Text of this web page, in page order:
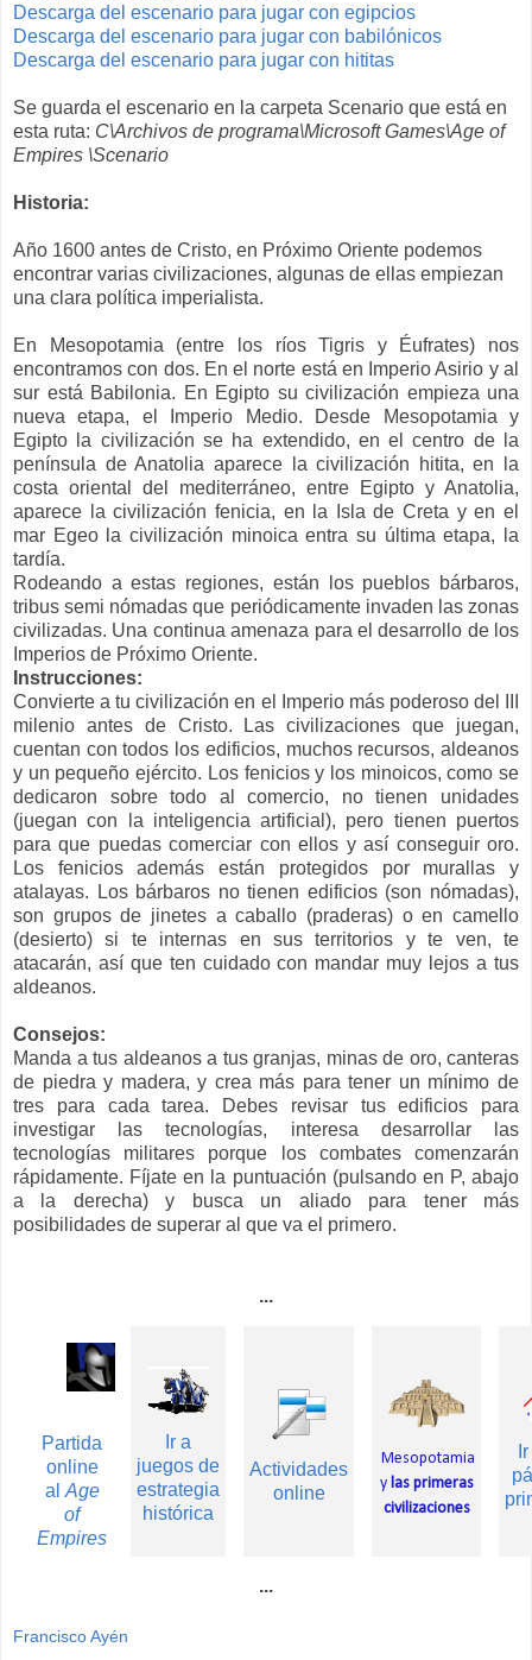
Descarga del escenario para jugar con egipcios
Descarga del escenario para jugar con babilónicos
Descarga del escenario para jugar con hititas
Se guarda el escenario en la carpeta Scenario que está en
esta ruta: C\Archivos de programa\Microsoft Games\Age of
Empires \Scenario
Historia:
Año 1600 antes de Cristo, en Próximo Oriente podemos
encontrar varias civilizaciones, algunas de ellas empiezan
una clara política imperialista.
En Mesopotamia (entre los ríos Tigris y Éufrates) nos
encontramos con dos. En el norte está en Imperio Asirio y al
sur está Babilonia. En Egipto su civilización empieza una
nueva etapa, el Imperio Medio. Desde Mesopotamia y
Egipto la civilización se ha extendido, en el centro de la
península de Anatolia aparece la civilización hitita, en la
costa oriental del mediterráneo, entre Egipto y Anatolia,
aparece la civilización fenicia, en la Isla de Creta y en el
mar Egeo la civilización minoica entra su última etapa, la
tardía.
Rodeando a estas regiones, están los pueblos bárbaros,
tribus semi nómadas que periódicamente invaden las zonas
civilizadas. Una continua amenaza para el desarrollo de los
Imperios de Próximo Oriente.
Instrucciones:
Convierte a tu civilización en el Imperio más poderoso del III
milenio antes de Cristo. Las civilizaciones que juegan,
cuentan con todos los edificios, muchos recursos, aldeanos
y un pequeño ejército. Los fenicios y los minoicos, como se
dedicaron sobre todo al comercio, no tienen unidades
(juegan con la inteligencia artificial), pero tienen puertos
para que puedas comerciar con ellos y así conseguir oro.
Los fenicios además están protegidos por murallas y
atalayas. Los bárbaros no tienen edificios (son nómadas),
son grupos de jinetes a caballo (praderas) o en camello
(desierto) si te internas en sus territorios y te ven, te
atacarán, así que ten cuidado con mandar muy lejos a tus
aldeanos.
Consejos:
Manda a tus aldeanos a tus granjas, minas de oro, canteras
de piedra y madera, y crea más para tener un mínimo de
tres para cada tarea. Debes revisar tus edificios para
investigar las tecnologías, interesa desarrollar las
tecnologías militares porque los combates comenzarán
rápidamente. Fíjate en la puntuación (pulsando en P, abajo
a la derecha) y busca un aliado para tener más
posibilidades de superar al que va el primero.
...
Partida
online
al Age
of
Empires
Ir a
juegos de
estrategia
histórica
Actividades
online
Mesopotamia
y las primeras
civilizaciones
...
Francisco Ayén